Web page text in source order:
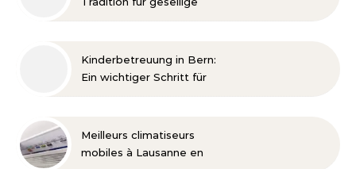
Kinderbetreuung in Bern:
Ein wichtiger Schritt für
Meilleurs climatiseurs
mobiles à Lausanne en